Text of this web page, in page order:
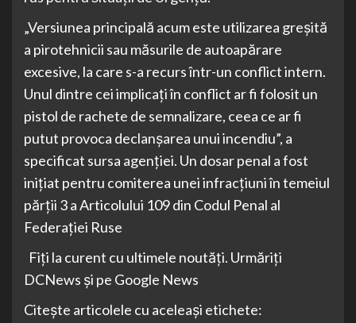
„Versiunea principală acum este utilizarea greşită
a pirotehnicii sau măsurile de autoapărare
excesive, la care s-a recurs într-un conflict intern.
Unul dintre cei implicaţi în conflict ar fi folosit un
pistol de rachete de semnalizare, ceea ce ar fi
putut provoca declanşarea unui incendiu”, a
specificat sursa agenţiei. Un dosar penal a fost
iniţiat pentru comiterea unei infracţiuni în temeiul
părţii 3 a Articolului 109 din Codul Penal al
Federaţiei Ruse
Fiți la curent cu ultimele noutăți. Urmăriți
DCNews și pe Google News
Citește articolele cu aceleași etichete: